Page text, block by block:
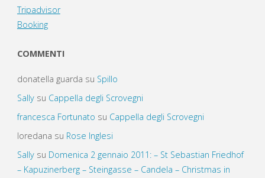
Tripadvisor
Booking
COMMENTI
donatella guarda su Spillo
Sallysu Cappella degli Scrovegni
francesca Fortunato su Cappella degli Scrovegni
loredana su Rose Inglesi
Sallysu Domenica 2 gennaio 2011: – St Sebastian Friedhof
– Kapuzinerberg – Steingasse – Candela – Christmas in